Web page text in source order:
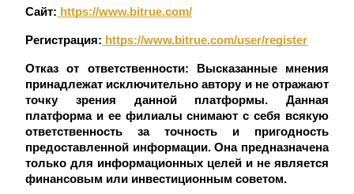
Сайт: https://www.bitrue.com/
Регистрация: https://www.bitrue.com/user/register
Отказ от ответственности: Высказанные мнения
принадлежат исключительно автору и не отражают
точку зрения данной платформы.
Данная
платформа и ее филиалы снимают с себя всякую
ответственность за точность и пригодность
предоставленной информации. Она предназначена
только для информационных целей и не является
финансовым или инвестиционным советом.